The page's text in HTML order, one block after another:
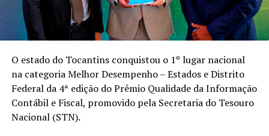
O estado do Tocantins conquistou o 1º lugar nacional
na categoria Melhor Desempenho – Estados e Distrito
Federal da 4ª edição do Prêmio Qualidade da Informação
Contábil e Fiscal, promovido pela Secretaria do Tesouro
Nacional (STN).